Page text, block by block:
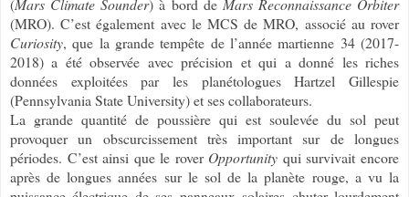
(Mars Climate Sounder) à bord de Mars Reconnaissance Orbiter
(MRO). C’est également avec le MCS de MRO, associé au rover
Curiosity, que la grande tempête de l’année martienne 34 (2017-
2018) a été observée avec précision et qui a donné les riches
données exploitées par les planétologues Hartzel Gillespie
(Pennsylvania State University) et ses collaborateurs.
La grande quantité de poussière qui est soulevée du sol peut
provoquer un obscurcissement très important sur de longues
périodes. C’est ainsi que le rover Opportunity qui survivait encore
après de longues années sur le sol de la planète rouge, a vu la